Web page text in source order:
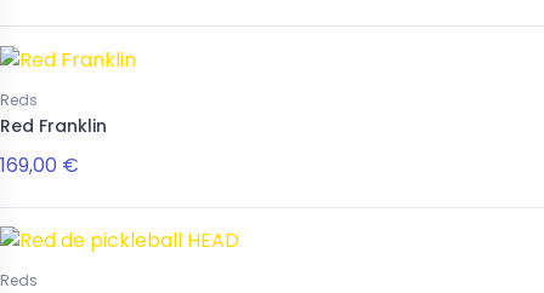
Reds
Red Franklin
169,00 €
Reds